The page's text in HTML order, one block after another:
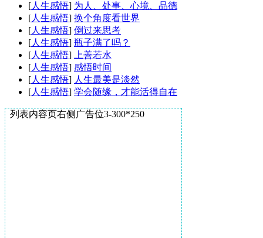
[人生感悟] 为人、处事、心境、品德
[人生感悟] 换个角度看世界
[人生感悟] 倒过来思考
[人生感悟] 瓶子满了吗？
[人生感悟]
上善若水
[人生感悟] 感悟时间
[人生感悟] 人生最美是淡然
[人生感悟] 学会随缘，才能活得自在
列表内容页右侧广告位3-300*250